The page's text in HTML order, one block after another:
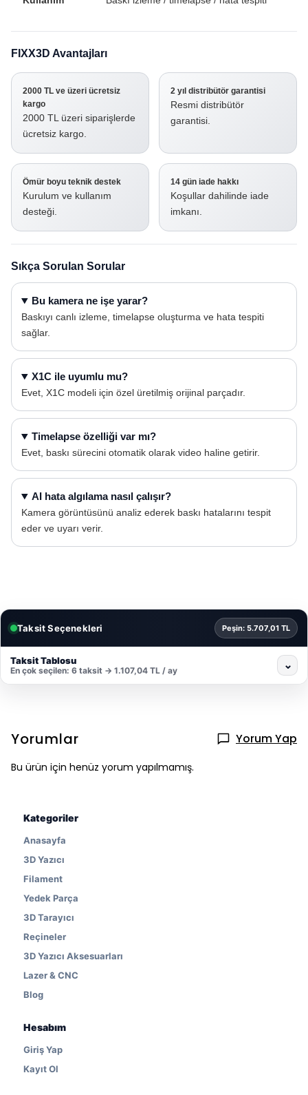
FIXX3D Avantajları
2000 TL ve üzeri ücretsiz
kargo
2000 TL üzeri siparişlerde
ücretsiz kargo.
2 yıl distribütör garantisi
Resmi distribütör
garantisi.
Ömür boyu teknik destek
Kurulum ve kullanım
desteği.
14 gün iade hakkı
Koşullar dahilinde iade
imkanı.
Sıkça Sorulan Sorular
Bu kamera ne işe yarar?
Baskıyı canlı izleme, timelapse oluşturma ve hata tespiti
sağlar.
X1C ile uyumlu mu?
Evet, X1C modeli için özel üretilmiş orijinal parçadır.
Timelapse özelliği var mı?
Evet, baskı sürecini otomatik olarak video haline getirir.
AI hata algılama nasıl çalışır?
Kamera görüntüsünü analiz ederek baskı hatalarını tespit
eder ve uyarı verir.
Taksit Seçenekleri Peşin: 5.707,01 TL
Taksit Tablosu
En çok seçilen: 6 taksit → 1.107,04 TL / ay ⌄
Yorumlar Yorum Yap
Bu ürün için henüz yorum yapılmamış.
Kategoriler
Anasayfa
3D Yazıcı
Filament
Yedek Parça
3D Tarayıcı
Reçineler
3D Yazıcı Aksesuarları
Lazer & CNC
Blog
Hesabım
Giriş Yap
Kayıt Ol